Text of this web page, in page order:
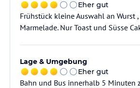
Eher gut
Frühstück kleine Auswahl an Wurst
Marmelade. Nur Toast und Süsse
Lage & Umgebung
Eher gut
Bahn und Bus innerhalb 5 Minuten